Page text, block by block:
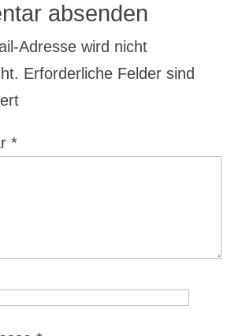
absenden
Adresse wird nicht
Erforderliche Felder sind
*